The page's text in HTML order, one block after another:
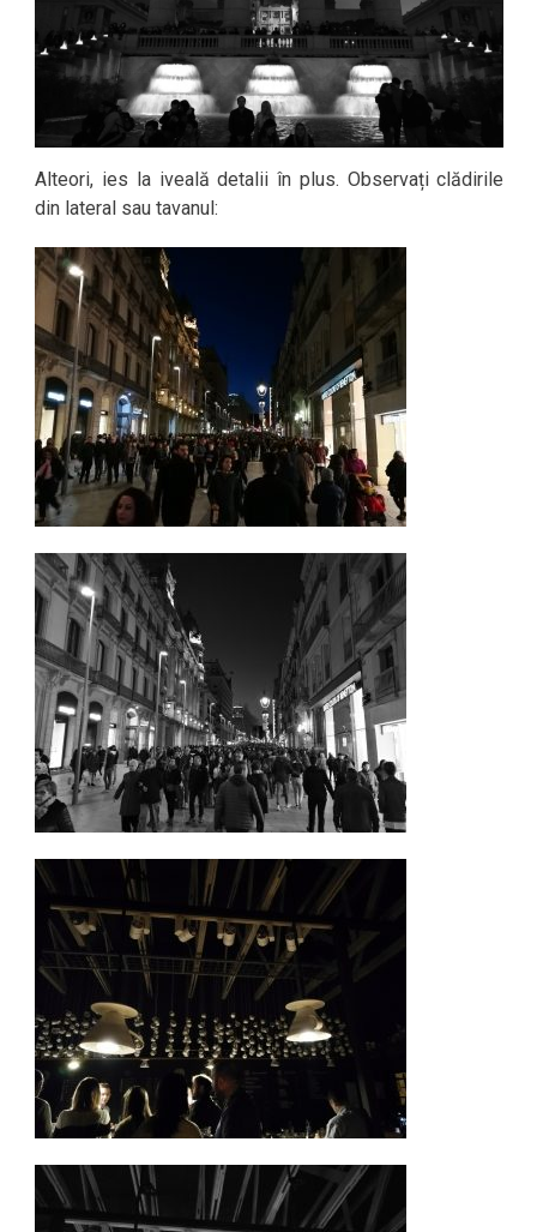
Alteori, ies la iveală detalii în plus. Observați clădirile
din lateral sau tavanul: